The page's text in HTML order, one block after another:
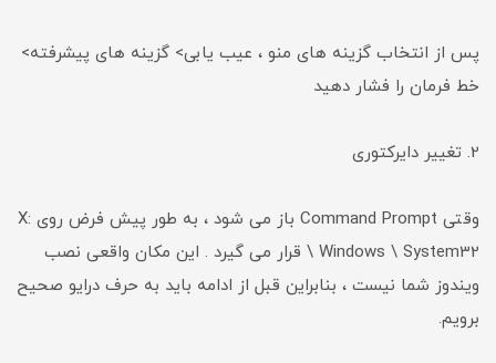
پس از انتخاب گزینه های منو ، عیب یابی> گزینه های پیشرفته>
خط فرمان را فشار دهید
2. تغییر دایرکتوری
وقتی Command Prompt باز می شود ، به طور پیش فرض روی X:
\ Windows \ System32 قرار می گیرد . این مکان واقعی نصب
ویندوز شما نیست ، بنابراین قبل از ادامه باید به حرف درایو صحیح
برویم.